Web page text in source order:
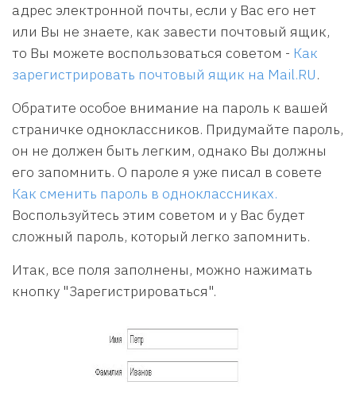
адрес электронной почты, если у Вас его нет
или Вы не знаете, как завести почтовый ящик,
то Вы можете воспользоваться советом - Как
зарегистрировать почтовый ящик на Mail.RU.
Обратите особое внимание на пароль к вашей
страничке одноклассников. Придумайте пароль,
он не должен быть легким, однако Вы должны
его запомнить. О пароле я уже писал в совете
Как сменить пароль в одноклассниках.
Воспользуйтесь этим советом и у Вас будет
сложный пароль, который легко запомнить.
Итак, все поля заполнены, можно нажимать
кнопку "Зарегистрироваться".